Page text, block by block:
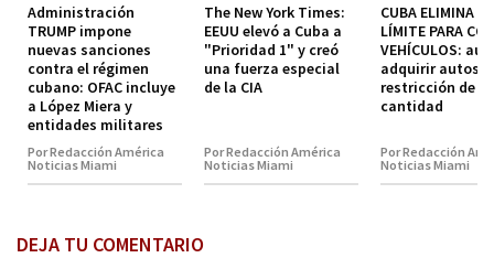
Administración
TRUMP impone
nuevas sanciones
contra el régimen
cubano: OFAC incluye
a López Miera y
entidades militares
Por Redacción América
Noticias Miami
The New York Times:
EEUU elevó a Cuba a
"Prioridad 1" y creó
una fuerza especial
de la CIA
Por Redacción América
Noticias Miami
CUBA ELIMINA EL
LÍMITE PARA
VEHÍCULOS:
adquirir autos
restricción de
cantidad
Por Redacción
Noticias Miami
DEJA TU COMENTARIO